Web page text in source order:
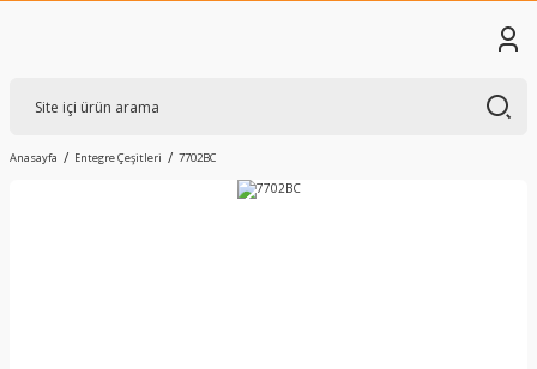
Anasayfa Entegre Çeşitleri 7702BC